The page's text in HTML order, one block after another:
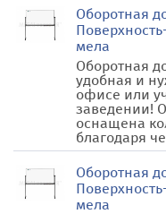
Оборотная
мела
Оборотная
удобная и
офисе или
заведении!
оснащена
благодаря
Оборотная
мела